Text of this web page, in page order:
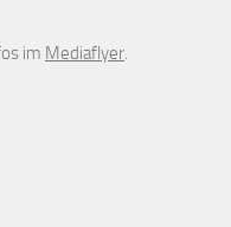
im Mediaflyer.